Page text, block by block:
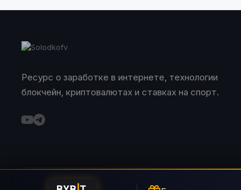
Ресурс о заработке в интернете, технологии
блокчейн, криптовалютах и ставках на спорт.
© 2026 Solodkofv. Все права защищены.